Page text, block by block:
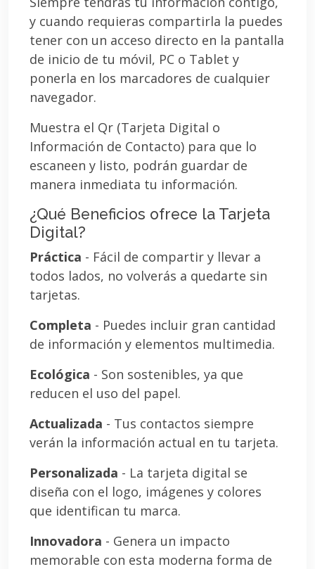
y cuando requieras compartirla la puedes
tener con un acceso directo en la pantalla
de inicio de tu móvil, PC o Tablet y
ponerla en los marcadores de cualquier
navegador.
Muestra el Qr (Tarjeta Digital o
Información de Contacto) para que lo
escaneen y listo, podrán guardar de
manera inmediata tu información.
¿Qué Beneficios ofrece la Tarjeta
Digital?
Práctica - Fácil de compartir y llevar a
todos lados, no volverás a quedarte sin
tarjetas.
Completa - Puedes incluir gran cantidad
de información y elementos multimedia.
Ecológica - Son sostenibles, ya que
reducen el uso del papel.
Actualizada - Tus contactos siempre
verán la información actual en tu tarjeta.
Personalizada - La tarjeta digital se
diseña con el logo, imágenes y colores
que identifican tu marca.
Innovadora - Genera un impacto
memorable con esta moderna forma de